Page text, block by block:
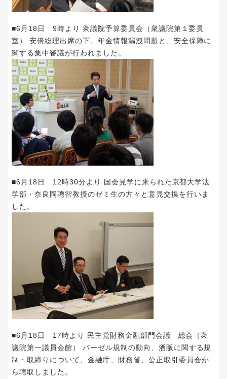
■6月18日 9時より 衆議院予算委員会（衆議院第１委員
室） 安倍総理出席の下、年金情報漏洩問題と、安全保障に
関する集中審議が行われました。
■6月18日 12時30分より 国会見学に来られた京都大学法
学部・奈良岡聰智教授のゼミ生の方々と意見交換を行いま
した。
■6月18日 17時より 民主党財務金融部門会議 総会（衆
議院第一議員会館） バーゼル規制の動向、酒販に関する規
制・取締りについて、金融庁、財務省、公正取引委員会か
ら聴取しました。